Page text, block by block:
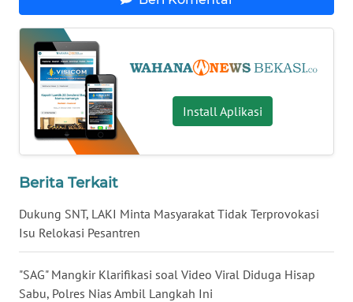
Install Aplikasi
Berita Terkait
Dukung SNT, LAKI Minta Masyarakat Tidak Terprovokasi
Isu Relokasi Pesantren
"SAG" Mangkir Klarifikasi soal Video Viral Diduga Hisap
Sabu, Polres Nias Ambil Langkah Ini
KALTARA
WN
KALSEL
WN
WN
SULSEL
WN
GORONTALO